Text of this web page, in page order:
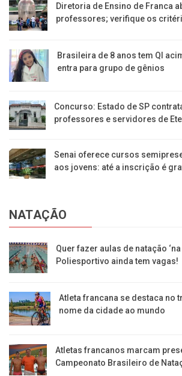
Diretoria de Ensino de Franca
professores; verifique os
Brasileira de 8 anos tem QI
entra para grupo de gênios
Concurso: Estado de SP
professores e servidores de
Senai oferece cursos
aos jovens: até a inscrição é
NATAÇÃO
Quer fazer aulas de natação
Poliesportivo ainda tem vagas!
Atleta francana se destaca no
nome da cidade ao mundo
Atletas francanos marcam
Campeonato Brasileiro de